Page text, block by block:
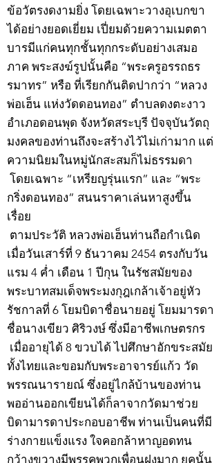
ข้อวัตรงดงามยิ่ง โดยเฉพาะวางอุเบกขา
ได้อย่างยอดเยี่ยม เปี่ยมด้วยความเมตตา
บารมีแก่คนทุกชั้นทุกกระดับอย่างเสมอ
ภาค พระสงฆ์รูปนั้นคือ “พระครูอรรถธร
รมาทร” หรือ ที่เรียกกันติดปากว่า “หลวง
พ่อเฮ็น แห่งวัดดอนทอง” ตำบลดงตะงาว
อำเภอดอนพุด จังหวัดสระบุรี ปัจจุบันวัตถุ
มงคลของท่านถึงจะสร้างไว้ไม่เก่ามาก แต่
ความนิยมในหมู่นักสะสมก็ไม่ธรรมดา
โดยเฉพาะ “เหรียญรุ่นแรก” และ “พระ
กริ่งดอนทอง” สนนราคาเล่นหาสูงขึ้น
เรื่อย
ตามประวัติ หลวงพ่อเฮ็นท่านถือกำเนิด
เมื่อวันเสาร์ที่ 9 ธันวาคม 2454 ตรงกับวัน
แรม 4 ค่ำ เดือน 1 ปีกุน ในรัชสมัยของ
พระบาทสมเด็จพระมงกุฎเกล้าเจ้าอยู่หัว
รัชกาลที่ 6 โยมบิดาชื่อนายอยู่ โยมมารดา
ชื่อนางเขียว ศิริวงษ์ ซึ่งมีอาชีพเกษตรกร
เมื่ออายุได้ 8 ขวบได้ ไปศึกษาอักขระสมัย
ทั้งไทยและขอมกับพระอาจารย์แก้ว วัด
พรรณนารายณ์ ซึ่งอยู่ไกล้บ้านของท่าน
พออ่านออกเขียนได้ก็ลาจากวัดมาช่วย
บิดามารดาประกอบอาชีพ ท่านเป็นคนที่มี
ร่างกายแข็งแรง ใจคอกล้าหาญอดทน
กว้างขวางมีพรรคพวกเพื่อนฝูงมาก ยุคนั้น